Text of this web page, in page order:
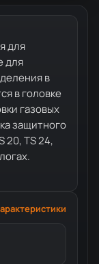
для
для
в
в головке
газовых
защитного
20, TS 24,